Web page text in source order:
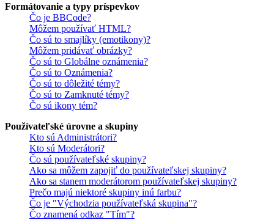
Formátovanie a typy príspevkov
Čo je BBCode?
Môžem používať HTML?
Čo sú to smajlíky (emotikony)?
Môžem pridávať obrázky?
Čo sú to Globálne oznámenia?
Čo sú to Oznámenia?
Čo sú to dôležité témy?
Čo sú to Zamknuté témy?
Čo sú ikony tém?
Používateľské úrovne a skupiny
Kto sú Administrátori?
Kto sú Moderátori?
Čo sú používateľské skupiny?
Ako sa môžem zapojiť do používateľskej skupiny?
Ako sa stanem moderátorom používateľskej skupiny?
Prečo majú niektoré skupiny inú farbu?
Čo je "Východzia používateľská skupina"?
Čo znamená odkaz "Tím"?